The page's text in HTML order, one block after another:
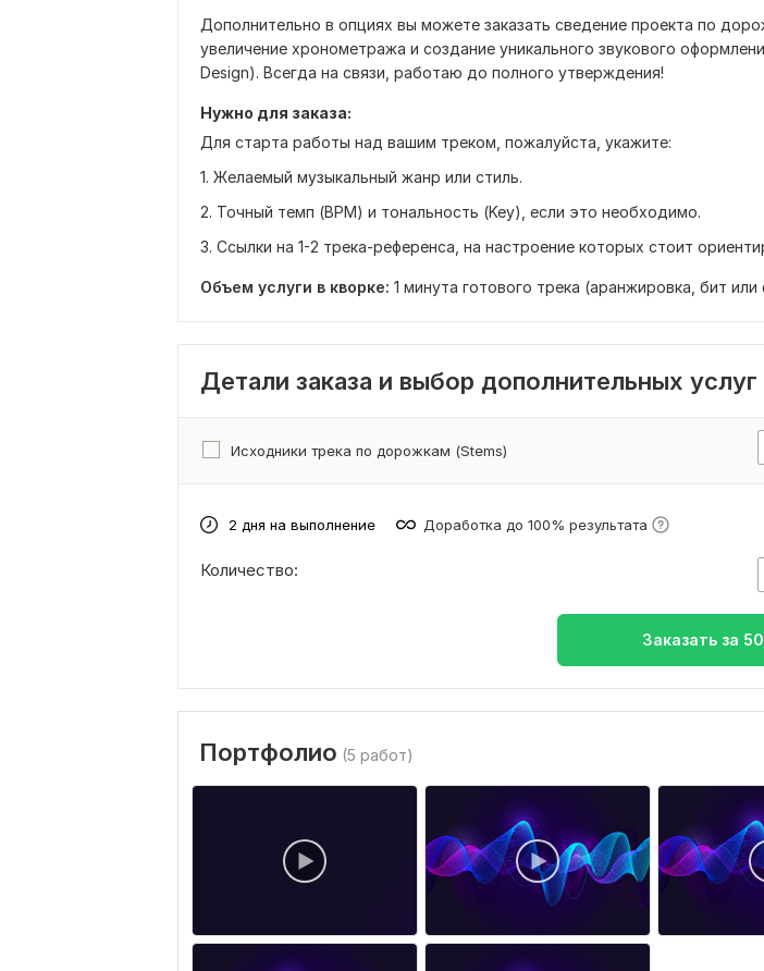
Дополнительно в опциях вы можете заказать сведение проекта по
увеличение хронометража и создание уникального звукового
Design). Всегда на связи, работаю до полного утверждения!
Нужно для заказа:
Для старта работы над вашим треком, пожалуйста, укажите:
1. Желаемый музыкальный жанр или стиль.
2. Точный темп (BPM) и тональность (Key), если это необходимо.
3. Ссылки на 1-2 трека-референса, на настроение которых стоит
Объем услуги в кворке: 1 минута готового трека (аранжировка, бит
Детали заказа и выбор дополнительных услуг
Исходники трека по дорожкам (Stems)
2 дня на выполнение Доработка до 100% результата
Количество:
Заказать за
Портфолио (5 работ)